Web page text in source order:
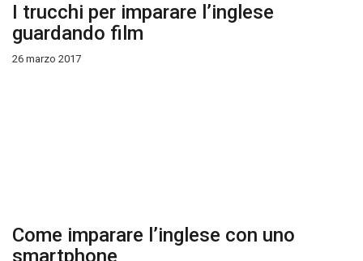
I trucchi per imparare l’inglese
guardando film
26 marzo 2017
Come imparare l’inglese con uno
smartphone